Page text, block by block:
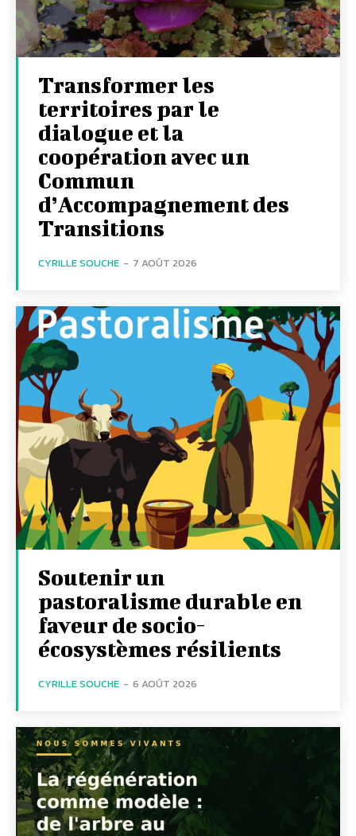
Transformer les
territoires par le
dialogue et la
coopération avec un
Commun
d’Accompagnement des
Transitions
CYRILLE SOUCHE - 7 AOÛT 2026
Soutenir un
pastoralisme durable en
faveur de socio-
écosystèmes résilients
CYRILLE SOUCHE - 6 AOÛT 2026